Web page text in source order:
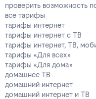
проверить возможность
все тарифы
тарифы интернет
тарифы интернет с ТВ
тарифы интернет, ТВ,
тарифы «Для всех»
тарифы «Для дома»
домашнее ТВ
домашний интернет
домашний интернет и ТВ